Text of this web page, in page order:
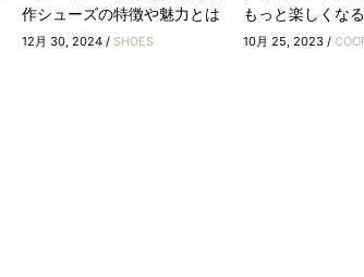
作シューズの特徴や魅力とは
12月 30, 2024 / SHOES
もっと楽しくな
10月 25, 2023 /